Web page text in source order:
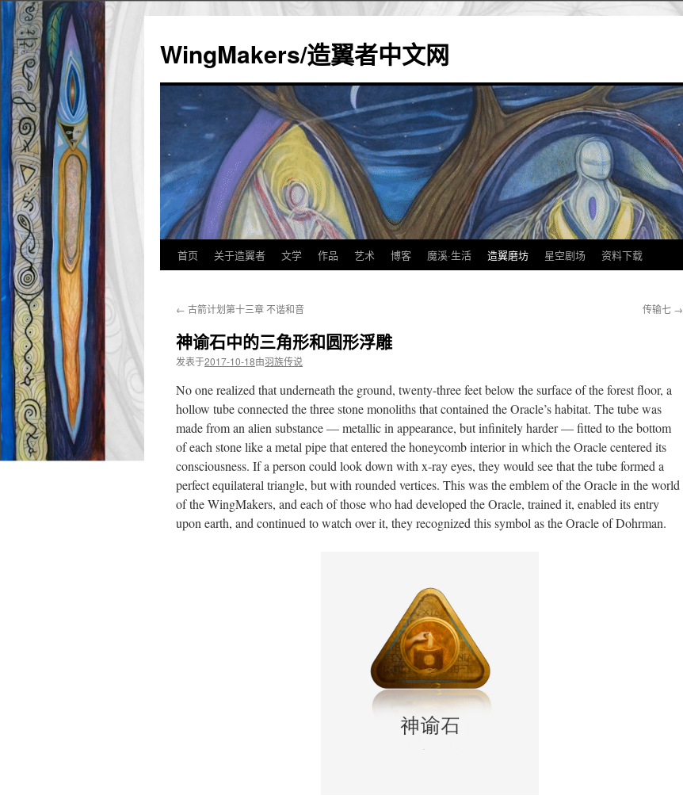
WingMakers/造翼者中文网
正
文
首页 关于造翼者 文学 作品 艺术 博客 魔溪·生活 造翼磨坊 星空剧场 资料下载
← 古箭计划第十三章 不谐和音 传输七 →
神谕石中的三角形和圆形浮雕
发表于2017-10-18由羽族传说
No one realized that underneath the ground, twenty-three feet below the surface of the forest floor, a
hollow tube connected the three stone monoliths that contained the Oracle’s habitat. The tube was
made from an alien substance — metallic in appearance, but infinitely harder — fitted to the bottom
of each stone like a metal pipe that entered the honeycomb interior in which the Oracle centered its
consciousness. If a person could look down with x-ray eyes, they would see that the tube formed a
perfect equilateral triangle, but with rounded vertices. This was the emblem of the Oracle in the world
of the WingMakers, and each of those who had developed the Oracle, trained it, enabled its entry
upon earth, and continued to watch over it, they recognized this symbol as the Oracle of Dohrman.